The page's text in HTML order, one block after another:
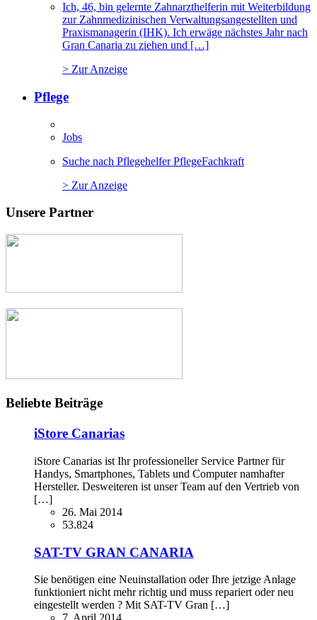
Ich, 46, bin gelernte Zahnarzthelferin mit Weiterbildung
zur Zahnmedizinischen Verwaltungsangestellten und
Praxismanagerin (IHK). Ich erwäge nächstes Jahr nach
Gran Canaria zu ziehen und […]
> Zur Anzeige
Pflege
Jobs
Suche nach Pflegehelfer PflegeFachkraft
> Zur Anzeige
Unsere Partner
Beliebte Beiträge
iStore Canarias
iStore Canarias ist Ihr professioneller Service Partner für
Handys, Smartphones, Tablets und Computer namhafter
Hersteller. Desweiteren ist unser Team auf den Vertrieb von
[…]
26. Mai 2014
53.824
SAT-TV GRAN CANARIA
Sie benötigen eine Neuinstallation oder Ihre jetzige Anlage
funktioniert nicht mehr richtig und muss repariert oder neu
eingestellt werden ? Mit SAT-TV Gran […]